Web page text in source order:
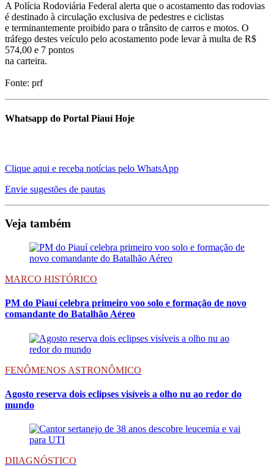
A Polícia Rodoviária Federal alerta que o acostamento das rodovias
é destinado à circulação exclusiva de pedestres e ciclistas
e terminantemente proibido para o trânsito de carros e motos. O
tráfego destes veículo pelo acostamento pode levar à multa de R$
574,00 e 7 pontos
na carteira.
Fonte: prf
Whatsapp do Portal Piauí Hoje
Clique aqui e receba notícias pelo WhatsApp
Envie sugestões de pautas
Veja também
MARCO HISTÓRICO
PM do Piauí celebra primeiro voo solo e formação de novo
comandante do Batalhão Aéreo
FENÔMENOS ASTRONÔMICO
Agosto reserva dois eclipses visíveis a olho nu ao redor do
mundo
DIIAGNÓSTICO